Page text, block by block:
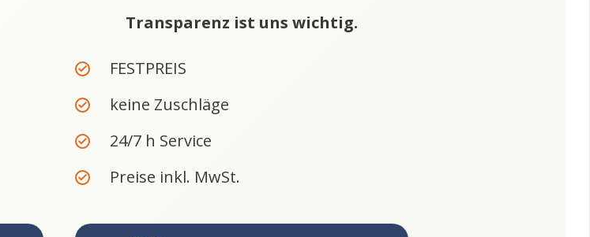
Transparenz ist uns wichtig.
FESTPREIS
keine Zuschläge
24/7 h Service
Preise inkl. MwSt.